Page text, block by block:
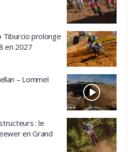
Tiburcio prolonge
en 2027
– Lommel
: le
en Grand